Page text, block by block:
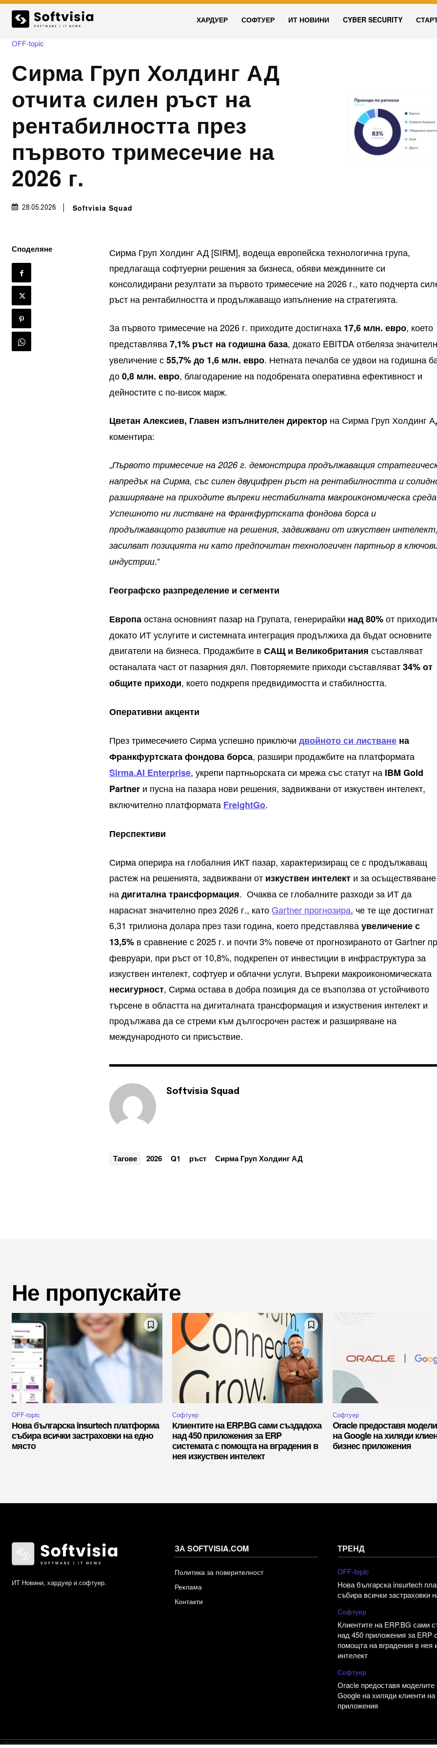
ХАРДУЕР СОФТУЕР ИТ НОВИНИ CYBER SECURITY
OFF-topic
Сирма Груп Холдинг АД
отчита силен ръст на
рентабилността през
първото тримесечие на
2026 г.
28.05.2026 Softvisia Squad
Споделяне
Сирма Груп Холдинг АД [SIRM], водеща eвропейска технологична група,
предлагаща софтуерни решения за бизнеса, обяви междинните си
консолидирани резултати за първото тримесечие на 2026 г., като подчерта
ръст на рентабилността и продължаващо изпълнение на стратегията.
За първото тримесечие на 2026 г. приходите достигнаха 17,6 млн. евро, което
представлява7,1% ръст на годишна база, докато EBITDA отбеляза
увеличение с55,7% до 1,6 млн. евро. Нетната печалба се удвои на годишна
до0,8 млн. евро, благодарение на подобрената оперативна ефективност и
дейностите с по-висок марж.
Цветан Алексиев, Главен изпълнителен директор на Сирма Груп Холдинг
коментира:
„Първото тримесечие на 2026 г. демонстрира продължаващия
напредък на Сирма, със силен двуцифрен ръст на рентабилността и
разширяване на приходите въпреки нестабилната макроикономическа
Успешното ни листване на Франкфуртската фондова борса и
продължаващото развитие на решения, задвижвани от изкуствен
засилват позицията ни като предпочитан технологичен партньор в
индустрии.“
Географско разпределение и сегменти
Европаостана основният пазар на Групата, генерирайки над 80%от
докато ИТ услугите и системната интеграция продължиха да бъдат основните
двигатели на бизнеса. Продажбите вСАЩ и Великобритания съставляват
останалата част от пазарния дял. Повторяемите приходи съставляват34% от
общите приходи, което подкрепя предвидимостта и стабилността.
Оперативни акценти
През тримесечието Сирма успешно приключидвойното си листване на
Франкфуртската фондова борса, разшири продажбите на платформата
Sirma.AI Enterprise, укрепи партньорската си мрежа със статут на IBM Gold
Partner и пусна на пазара нови решения, задвижвани от изкуствен интелект,
включително платформата FreightGo.
Перспективи
Сирма оперира на глобалния ИКТ пазар, характеризиращ се с продължаващ
растеж на решенията, задвижвани от изкуствен интелект и за осъществяване
надигитална трансформация. Очаква се глобалните разходи за ИТ да
нараснат значително през 2026 г., катоGartner прогнозира, че те ще достигнат
6,31 трилиона долара през тази година, което представляваувеличение с
13,5% в сравнение с 2025 г. и почти 3% повече от прогнозираното от Gartner
февруари, при ръст от 10,8%, подкрепен от инвестиции в инфраструктура за
изкуствен интелект, софтуер и облачни услуги. Въпреки макроикономическата
несигурност, Сирма остава в добра позиция да се възползва от устойчивото
търсене в областта на дигиталната трансформация и изкуствения интелект и
продължава да се стреми към дългосрочен растеж и разширяване на
международното си присъствие.
Softvisia Squad
Тагове 2026 Q1 ръст Сирма Груп Холдинг АД
Не пропускайте
OFF-topic
Нова българска insurtech платформа
събира всички застраховки на едно
място
Софтуер
Клиентите на ERP.BG сами създадоха
над 450 приложения за ERP
системата с помощта на вградения в
нея изкуствен интелект
Софтуер
Oracle предоставя
на Google на хиляди
бизнес приложения
ИТ Новини, хардуер и софтуер.
ЗА SOFTVISIA.COM
Политика за поверителност
Реклама
Контакти
ТРЕНД
OFF-topic
Нова българска insurtech
събира всички застраховки
Софтуер
Клиентите на ERP.BG сами
над 450 приложения за ERP
помощта на вградения в нея
интелект
Софтуер
Oracle предоставя моделите
Google на хиляди клиенти
приложения